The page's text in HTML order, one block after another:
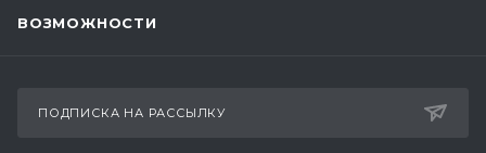
ВОЗМОЖНОСТИ
ПОДПИСКА НА РАССЫЛКУ